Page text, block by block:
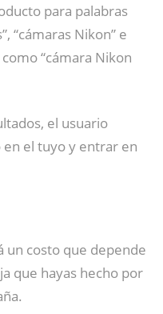
para palabras
“cámaras Nikon” e
“cámara Nikon
el usuario
en el tuyo y entrar en
un costo que depende
que hayas hecho por